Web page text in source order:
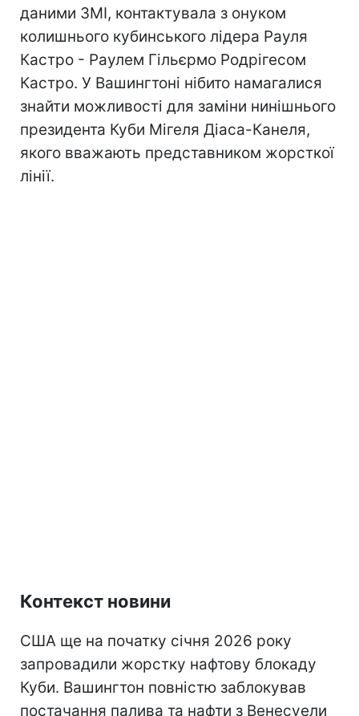
даними ЗМІ, контактувала з онуком
колишнього кубинського лідера Рауля
Кастро - Раулем Гільєрмо Родрігесом
Кастро. У Вашингтоні нібито намагалися
знайти можливості для заміни нинішнього
президента Куби Мігеля Діаса-Канеля,
якого вважають представником жорсткої
лінії.
Контекст новини
США ще на початку січня 2026 року
запровадили жорстку нафтову блокаду
Куби. Вашингтон повністю заблокував
постачання палива та нафти з Венесуели